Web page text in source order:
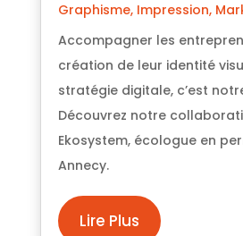
Graphisme, Impression,
Accompagner les
création de leur identité
stratégie digitale, c’est
Découvrez notre
Ekosystem, écologue en
Annecy.
Lire Plus